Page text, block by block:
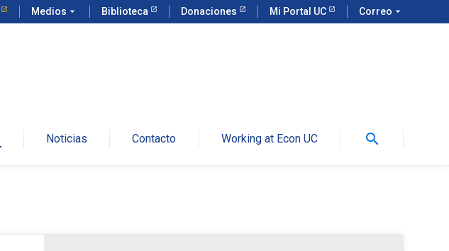
Medios arrow_drop_down Biblioteca Donaciones Mi Portal UC Correo arrow_drop_down
Noticias Contacto Working at Econ UC search